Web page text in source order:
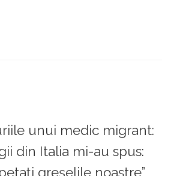
unui medic migrant:
din Italia mi-au spus:
greșelile noastre”